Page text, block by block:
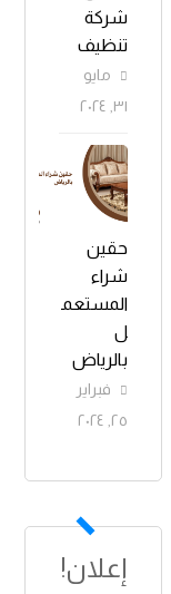
شركة
تنظيف
مايو
٣١, ٢٠٢٤
حقين
شراء
المستعم
ل
بالرياض
فبراير
٢٥, ٢٠٢٤
إعلان!